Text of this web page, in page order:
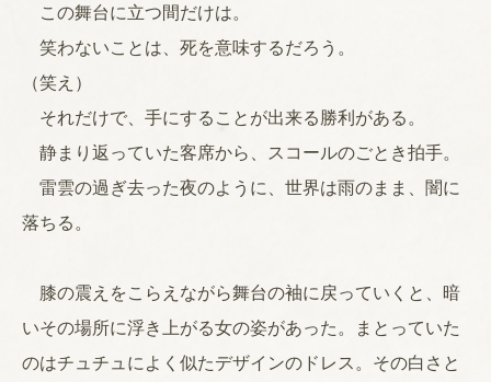
この舞台に立つ間だけは。
笑わないことは、死を意味するだろう。
（笑え）
それだけで、手にすることが出来る勝利がある。
静まり返っていた客席から、スコールのごとき拍手。
雷雲の過ぎ去った夜のように、世界は雨のまま、闇に
落ちる。
膝の震えをこらえながら舞台の袖に戻っていくと、暗
いその場所に浮き上がる女の姿があった。まとっていた
のはチュチュによく似たデザインのドレス。その白さと